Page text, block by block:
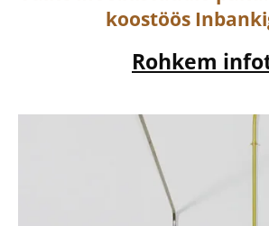
koostöös
Rohkem